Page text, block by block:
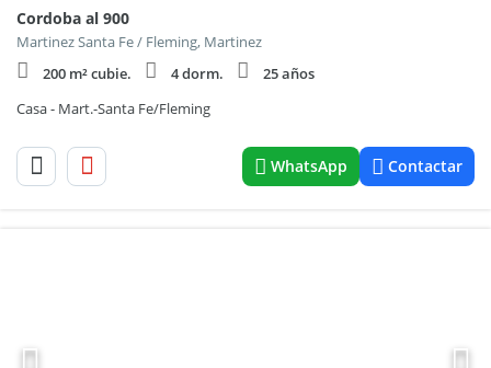
Cordoba al 900
Martinez Santa Fe / Fleming, Martinez
200 m² cubie.
4 dorm.
25 años
Casa - Mart.-Santa Fe/Fleming
WhatsApp Contactar